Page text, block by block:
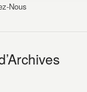
Nous